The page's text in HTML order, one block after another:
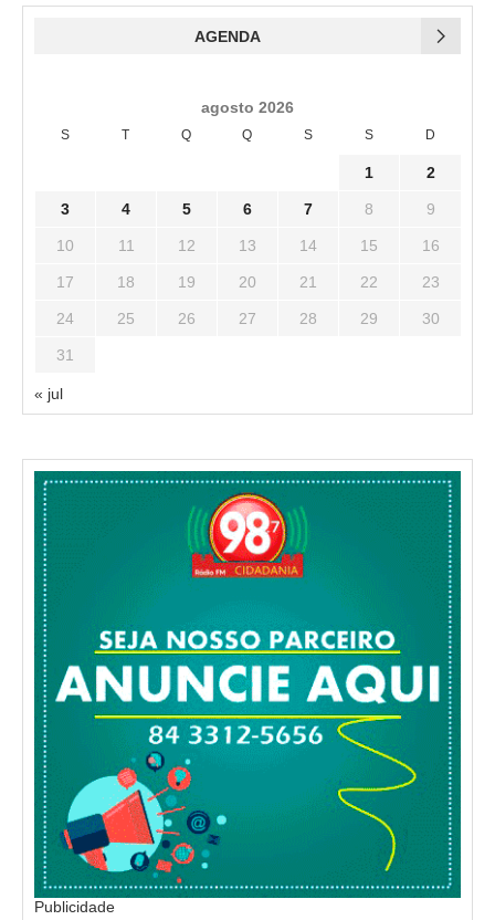
AGENDA
agosto 2026
S T Q Q S S D
1 2
3 4 5 6 7 8 9
10 11 12 13 14 15 16
17 18 19 20 21 22 23
24 25 26 27 28 29 30
31
« jul
Publicidade